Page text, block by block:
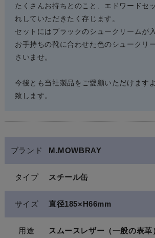
たくさんお持ちとのこと、エドワードセ
れしていただきたく存じます。
セットにはブラックのシュークリームが
お手持ちの靴に合わせた色のシュークリ
さいませ。
今後とも当社製品をご愛顧いただけます
致します。
ブランド M.MOWBRAY
タイプ スチール缶
サイズ 直径185×H66mm
用途
スムースレザー（一般の表革